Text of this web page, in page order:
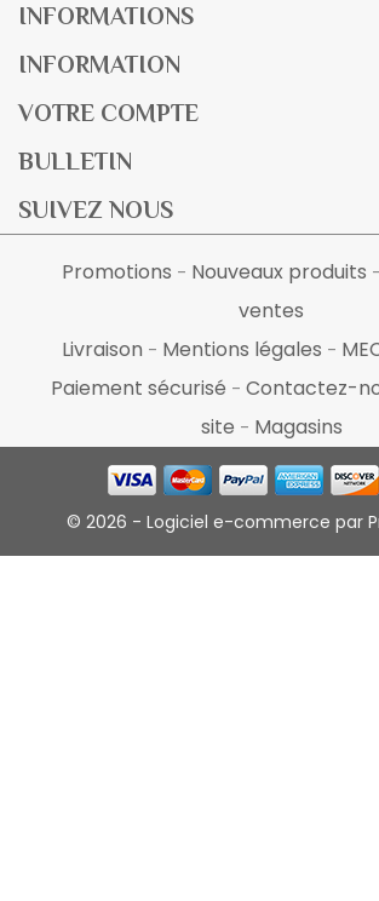
INFORMATIONS
INFORMATION
VOTRE COMPTE
BULLETIN
SUIVEZ NOUS
Promotions Nouveaux produits
ventes
Livraison
Mentions légales
Paiement sécurisé
Contactez-
site
Magasins
© 2026 - Logiciel e-commerce par